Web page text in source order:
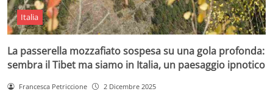
Italia
La passerella mozzafiato sospesa su una gola profonda:
sembra il Tibet ma siamo in Italia, un paesaggio ipnotico
Francesca Petriccione 2 Dicembre 2025